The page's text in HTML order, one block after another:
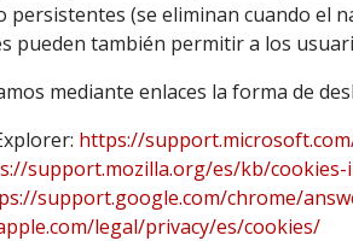
persistentes (se eliminan cuando el
pueden también permitir a los
mediante enlaces la forma de
https://
support.mozilla.org/es/kb/
support.google.com/chrome/
legal/privacy/es/cookies/